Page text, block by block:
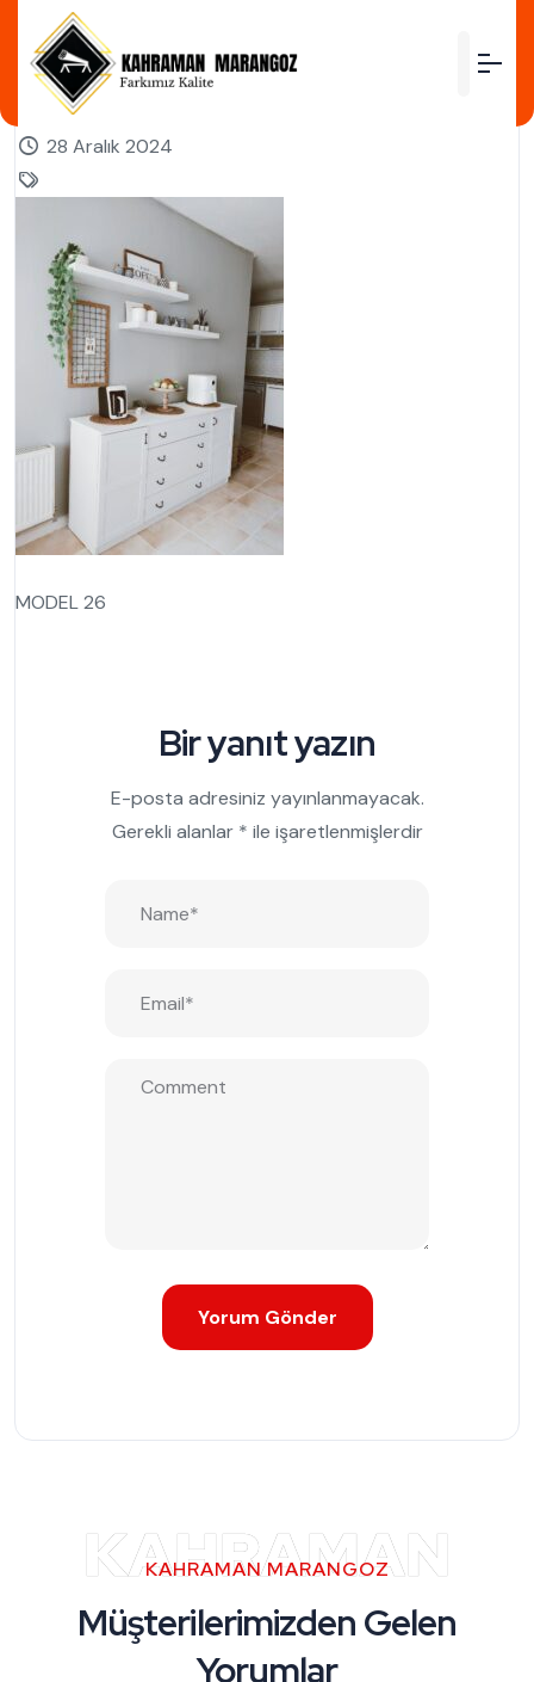
by
28 Aralık 2024
MODEL 26
Bir yanıt yazın
E-posta adresiniz yayınlanmayacak.
Gerekli alanlar * ile işaretlenmişlerdir
KAHRAMAN MARANGOZ
Müşterilerimizden Gelen
Yorumlar
KAHRAMAN